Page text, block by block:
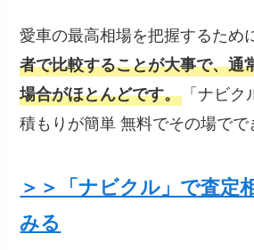
愛車の最高相場を把握するため
者で比較することが大事で、通
場合がほとんどです。 「ナビ
積もりが簡単 無料でその場でで
＞＞「ナビクル」で査定
みる